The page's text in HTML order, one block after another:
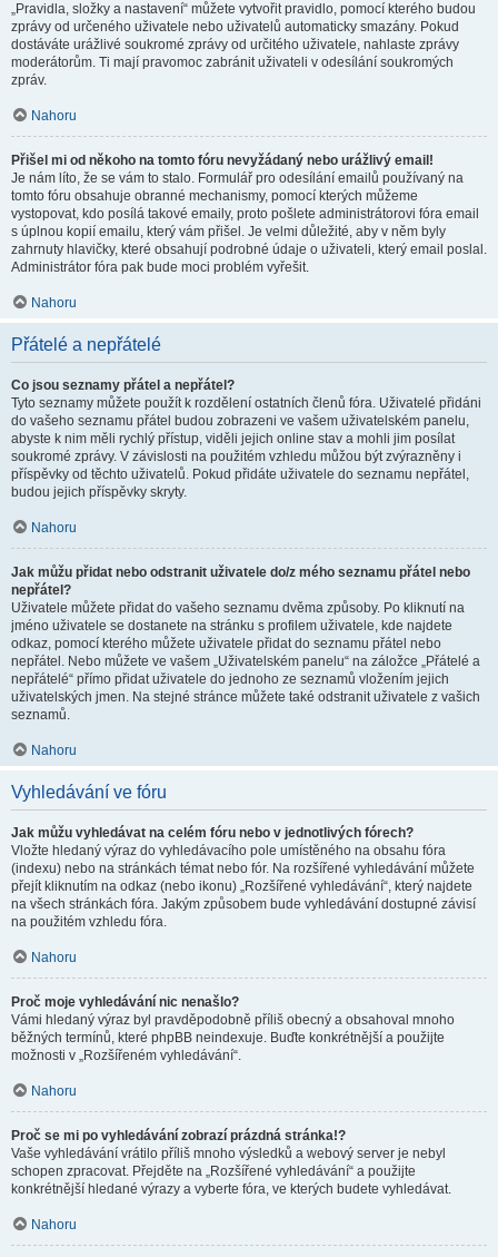
„Pravidla, složky a nastavení“ můžete vytvořit pravidlo, pomocí kterého budou
zprávy od určeného uživatele nebo uživatelů automaticky smazány. Pokud
dostáváte urážlivé soukromé zprávy od určitého uživatele, nahlaste zprávy
moderátorům. Ti mají pravomoc zabránit uživateli v odesílání soukromých
zpráv.
Nahoru
Přišel mi od někoho na tomto fóru nevyžádaný nebo urážlivý email!
Je nám líto, že se vám to stalo. Formulář pro odesílání emailů používaný na
tomto fóru obsahuje obranné mechanismy, pomocí kterých můžeme
vystopovat, kdo posílá takové emaily, proto pošlete administrátorovi fóra email
s úplnou kopií emailu, který vám přišel. Je velmi důležité, aby v něm byly
zahrnuty hlavičky, které obsahují podrobné údaje o uživateli, který email poslal.
Administrátor fóra pak bude moci problém vyřešit.
Nahoru
Přátelé a nepřátelé
Co jsou seznamy přátel a nepřátel?
Tyto seznamy můžete použít k rozdělení ostatních členů fóra. Uživatelé přidáni
do vašeho seznamu přátel budou zobrazeni ve vašem uživatelském panelu,
abyste k nim měli rychlý přístup, viděli jejich online stav a mohli jim posílat
soukromé zprávy. V závislosti na použitém vzhledu můžou být zvýrazněny i
příspěvky od těchto uživatelů. Pokud přidáte uživatele do seznamu nepřátel,
budou jejich příspěvky skryty.
Nahoru
Jak můžu přidat nebo odstranit uživatele do/z mého seznamu přátel nebo
nepřátel?
Uživatele můžete přidat do vašeho seznamu dvěma způsoby. Po kliknutí na
jméno uživatele se dostanete na stránku s profilem uživatele, kde najdete
odkaz, pomocí kterého můžete uživatele přidat do seznamu přátel nebo
nepřátel. Nebo můžete ve vašem „Uživatelském panelu“ na záložce „Přátelé a
nepřátelé“ přímo přidat uživatele do jednoho ze seznamů vložením jejich
uživatelských jmen. Na stejné stránce můžete také odstranit uživatele z vašich
seznamů.
Nahoru
Vyhledávání ve fóru
Jak můžu vyhledávat na celém fóru nebo v jednotlivých fórech?
Vložte hledaný výraz do vyhledávacího pole umístěného na obsahu fóra
(indexu) nebo na stránkách témat nebo fór. Na rozšířené vyhledávání můžete
přejít kliknutím na odkaz (nebo ikonu) „Rozšířené vyhledávání“, který najdete
na všech stránkách fóra. Jakým způsobem bude vyhledávání dostupné závisí
na použitém vzhledu fóra.
Nahoru
Proč moje vyhledávání nic nenašlo?
Vámi hledaný výraz byl pravděpodobně příliš obecný a obsahoval mnoho
běžných termínů, které phpBB neindexuje. Buďte konkrétnější a použijte
možnosti v „Rozšířeném vyhledávání“.
Nahoru
Proč se mi po vyhledávání zobrazí prázdná stránka!?
Vaše vyhledávání vrátilo příliš mnoho výsledků a webový server je nebyl
schopen zpracovat. Přejděte na „Rozšířené vyhledávání“ a použijte
konkrétnější hledané výrazy a vyberte fóra, ve kterých budete vyhledávat.
Nahoru